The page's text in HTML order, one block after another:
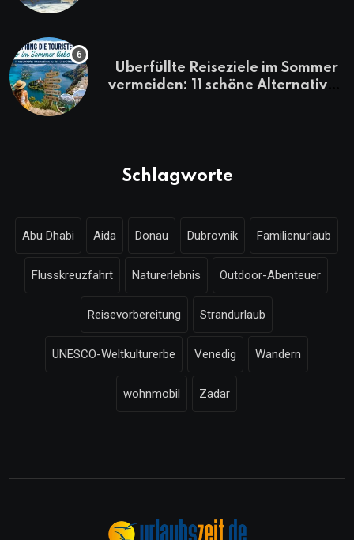
Überfüllte Reiseziele im Sommer
vermeiden: 11 schöne Alternativen
Schlagworte
Abu Dhabi Aida Donau Dubrovnik Familienurlaub
Flusskreuzfahrt Naturerlebnis Outdoor-Abenteuer
Reisevorbereitung Strandurlaub
UNESCO-Weltkulturerbe Venedig Wandern
wohnmobil Zadar